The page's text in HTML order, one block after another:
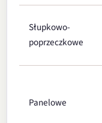
Słupkowo-
poprzeczkowe
Panelowe